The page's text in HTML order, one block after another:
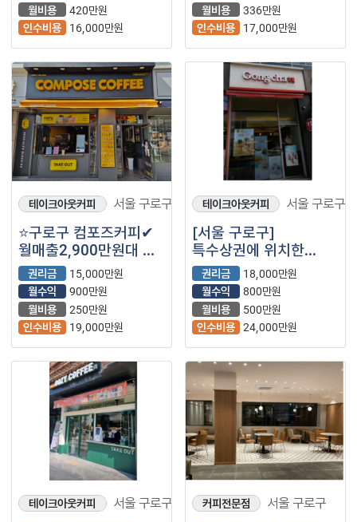
월비용
420만원
인수비용
16,000만원
월비용
336만원
인수비용
17,000만원
테이크아웃커피 서울 구로구
⭐구로구 컴포즈커피✔
월매출2,900만원대 ✔
월수익900만원대
권리금
15,000만원
월수익
900만원
월비용
250만원
인수비용
19,000만원
테이크아웃커피 서울 구로구
[서울 구로구]
특수상권에 위치한
월매출 3,500만원
나오는 공차 매장을
소개합니다.
권리금
18,000만원
월수익
800만원
월비용
500만원
인수비용 24,000만원
테이크아웃커피 서울 구로구 커피전문점 서울 구로구